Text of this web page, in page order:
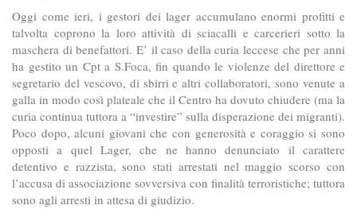
Oggi come ieri, i gestori dei lager accumulano enormi profitti e
talvolta coprono la loro attività di sciacalli e carcerieri sotto la
maschera di benefattori. E’ il caso della curia leccese che per anni
ha gestito un Cpt a S.Foca, fin quando le violenze del direttore e
segretario del vescovo, di sbirri e altri collaboratori, sono venute a
galla in modo così plateale che il Centro ha dovuto chiudere (ma la
curia continua tuttora a “investire” sulla disperazione dei migranti).
Poco dopo, alcuni giovani che con generosità e coraggio si sono
opposti a quel Lager, che ne hanno denunciato il carattere
detentivo e razzista, sono stati arrestati nel maggio scorso con
l’accusa di associazione sovversiva con finalità terroristiche; tuttora
sono agli arresti in attesa di giudizio.